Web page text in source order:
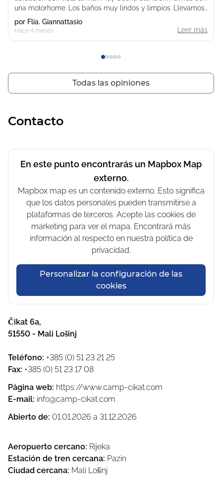
una motorhome. Los baños muy lindos y limpios. Llevamos
bicicletas y se puede andar por un sendero que da toda la
vuelta. El atardecer es hermoso.
Marzo 2026
por Flia. Giannattasio
Hace 4 meses Leer más
Todas las opiniones
Contacto
En este punto encontrarás un Mapbox Map
externo.
Mapbox map es un contenido externo. Esto significa
que los datos personales pueden transmitirse a
plataformas de terceros. Acepte las cookies de
marketing para ver el mapa. Encontrará más
información al respecto en nuestra política de
privacidad.
Personalizar la configuración de las
cookies
Čikat 6a,
51550 - Mali Lošinj
Teléfono: +385 (0) 51 23 21 25
Fax: +385 (0) 51 23 17 08
Página web: https://www.camp-cikat.com
E-mail: info@camp-cikat.com
Abierto de: 01.01.2026 a 31.12.2026
Aeropuerto cercano: Rijeka
Estación de tren cercana: Pazin
Ciudad cercana: Mali Lošinj